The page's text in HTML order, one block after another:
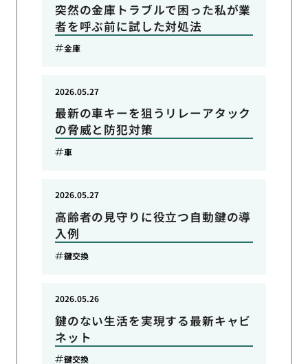
突然の金庫トラブルで困った私が業
者を呼ぶ前に試した対処法
金庫
最新の車キーを狙うリレーアタック
の脅威と防犯対策
2026.05.27
車
高齢者の見守りに役立つ自動鍵の導
入例
2026.05.27
鍵交換
鍵のない生活を実現する最新キャビ
ネット
2026.05.26
鍵交換